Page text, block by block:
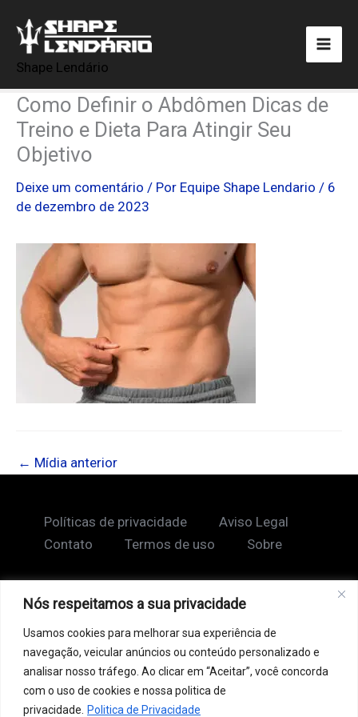
Nós respeitamos a sua privacidade
Usamos cookies para melhorar sua experiência de
navegação, veicular anúncios ou conteúdo personalizado e
analisar nosso tráfego. Ao clicar em “Aceitar”, você concorda
com o uso de cookies e nossa politica de
privacidade. Politica de Privacidade
para
conteúdo
Shape Lendário
Como Definir o Abdômen Dicas de
Treino e Dieta Para Atingir Seu
Objetivo
Deixe um comentário / Por Equipe Shape Lendario / 6
de dezembro de 2023
← Mídia anterior
Políticas de privacidade
Aviso Legal
Contato
Termos de uso Sobre
Ao acessar este site, você concorda com nossos
Termos de Uso e Política de Privacidade. Este site
pode conter links patrocinados, incluindo do Google
AdSense, e links de afiliados. Podemos receber uma